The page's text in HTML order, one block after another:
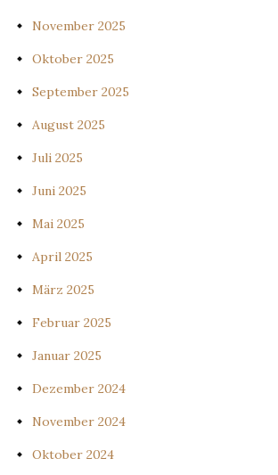
November 2025
Oktober 2025
September 2025
August 2025
Juli 2025
Juni 2025
Mai 2025
April 2025
März 2025
Februar 2025
Januar 2025
Dezember 2024
November 2024
Oktober 2024